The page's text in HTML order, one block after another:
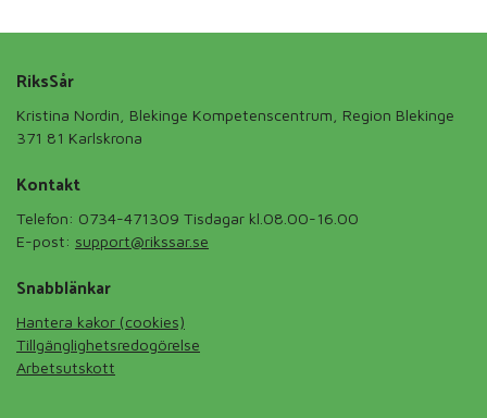
RiksSår
Kristina Nordin, Blekinge Kompetenscentrum, Region Blekinge
371 81 Karlskrona
Kontakt
Telefon: 0734-471309 Tisdagar kl.08.00-16.00
E-post: support@rikssar.se
Snabblänkar
Hantera kakor (cookies)
Tillgänglighetsredogörelse
Arbetsutskott